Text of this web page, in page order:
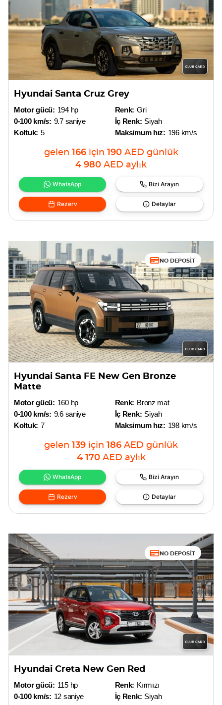
Hyundai Santa Cruz Grey
Motor gücü: 194 hp
0-100 km/s: 9.7 saniye
Koltuk: 5
Renk: Gri
İç Renk: Siyah
Maksimum hız: 196 km/s
gelen 166 için 190 AED günlük
4 980 AED aylık
WhatsApp Bizi Arayın
Rezerv Detaylar
NO DEPOSIT
Hyundai Santa FE New Gen Bronze
Matte
Motor gücü: 160 hp
0-100 km/s: 9.6 saniye
Koltuk: 7
Renk: Bronz mat
İç Renk: Siyah
Maksimum hız: 198 km/s
gelen 139 için 186 AED günlük
4 170 AED aylık
WhatsApp Bizi Arayın
Rezerv Detaylar
NO DEPOSIT
Hyundai Creta New Gen Red
Motor gücü: 115 hp
0-100 km/s: 12 saniye
Renk: Kırmızı
İç Renk: Siyah